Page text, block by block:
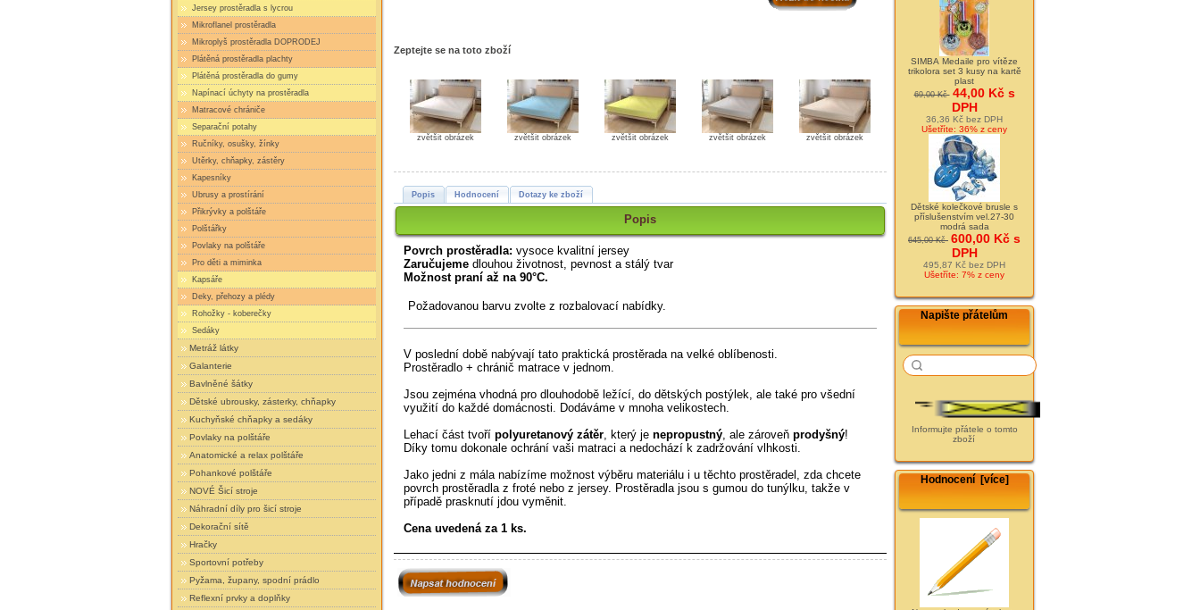
Jersey prostěradla s lycrou
Mikroflanel prostěradla
Mikroplyš prostěradla DOPRODEJ
Plátěná prostěradla plachty
Plátěná prostěradla do gumy
Napínací úchyty na prostěradla
Matracové chrániče
Separační potahy
Ručníky, osušky, žínky
Utěrky, chňapky, zástěry
Kapesníky
Ubrusy a prostírání
Přikrývky a polštáře
Polštářky
Povlaky na polštáře
Pro děti a miminka
Kapsáře
Deky, přehozy a plédy
Rohožky - koberečky
Sedáky
Metráž látky
Galanterie
Bavlněné šátky
Dětské ubrousky, zásterky, chňapky
Kuchyňské chňapky a sedáky
Povlaky na polštáře
Anatomické a relax polštáře
Pohankové polštáře
NOVÉ Šicí stroje
Náhradní díly pro šicí stroje
Dekorační sítě
Hračky
Sportovní potřeby
Pyžama, župany, spodní prádlo
Reflexní prvky a doplňky
Zeptejte se na toto zboží
zvětšit obrázek zvětšit obrázek zvětšit obrázek zvětšit obrázek zvětšit obrázek
Popis Hodnocení Dotazy ke zboží
Popis
Povrch prostěradla: vysoce kvalitní jersey
Zaručujeme dlouhou životnost, pevnost a stálý tvar
Možnost praní až na 90°C.
Požadovanou barvu zvolte z rozbalovací nabídky.
V poslední době nabývají tato praktická prostěrada na velké oblíbenosti.
Prostěradlo + chránič matrace v jednom.
Jsou zejména vhodná pro dlouhodobě ležící, do dětských postýlek, ale také pro všední
využití do každé domácnosti. Dodáváme v mnoha velikostech.
Lehací část tvoří polyuretanový zátěr, který je nepropustný, ale zároveň prodyšný!
Díky tomu dokonale ochrání vaši matraci a nedochází k zadržování vlhkosti.
Jako jedni z mála nabízíme možnost výběru materiálu i u těchto prostěradel, zda chcete
povrch prostěradla z froté nebo z jersey. Prostěradla jsou s gumou do tunýlku, takže v
případě prasknutí jdou vyměnit.
Cena uvedená za 1 ks.
SIMBA Medaile pro vítěze
trikolora set 3 kusy na kartě
plast
69,00 Kč 44,00 Kč s
DPH
36,36 Kč bez DPH
Ušetříte: 36% z ceny
Dětské kolečkové brusle s
příslušenstvím vel.27-30
modrá sada
645,00 Kč 600,00 Kč s
DPH
495,87 Kč bez DPH
Ušetříte: 7% z ceny
Napište přátelům
Informujte přátele o tomto
zboží
Hodnocení [více]